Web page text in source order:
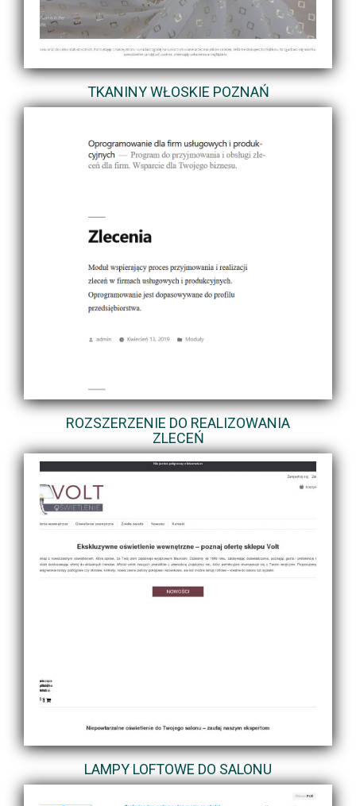
TKANINY WŁOSKIE POZNAŃ
ROZSZERZENIE DO REALIZOWANIA
ZLECEŃ
LAMPY LOFTOWE DO SALONU